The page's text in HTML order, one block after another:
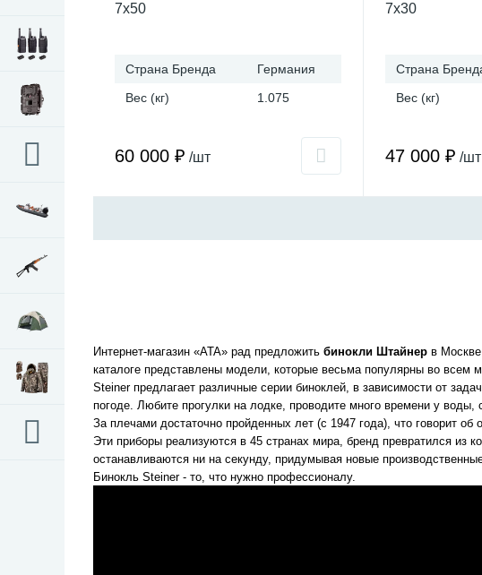
7x50
Страна Бренда
Германия
Вес (кг)
1.075
60 000 ₽ /шт
7x30
Страна
Вес (кг)
47 000 ₽ /шт
Интернет-магазин «ATA» рад предложить бинокли Штайнер в
каталоге представлены модели, которые весьма популярны во всем
Steiner предлагает различные серии биноклей, в зависимости от
погоде. Любите прогулки на лодке, проводите много времени у
За плечами достаточно пройденных лет (с 1947 года), что говорит
Эти приборы реализуются в 45 странах мира, бренд превратился из
останавливаются ни на секунду, придумывая новые
Бинокль Steiner - то, что нужно профессионалу.